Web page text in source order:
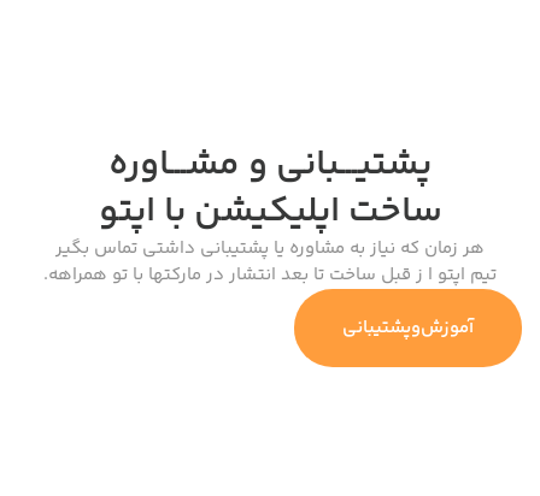
پشتیـــبانی و مشـــاوره
ساخت اپلیکیشن با اپتو
هر زمان که نیاز به مشاوره یا پشتیبانی داشتی تماس بگیر
تیم اپتو ا ز قبل ساخت تا بعد انتشار در مارکتها با تو همراهه.
آموزش‌وپشتیبانی